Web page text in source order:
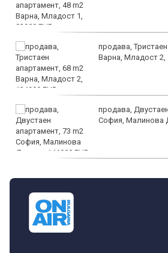
продава,
Варна, Младост 2,
продава,
София, Малинова